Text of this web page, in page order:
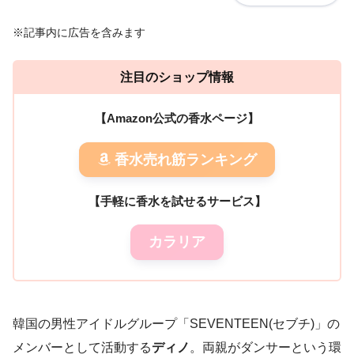
※記事内に広告を含みます
注目のショップ情報
【Amazon公式の香水ページ】
香水売れ筋ランキング
【手軽に香水を試せるサービス】
カラリア
韓国の男性アイドルグループ「SEVENTEEN(セブチ)」の
メンバーとして活動するディノ。両親がダンサーという環